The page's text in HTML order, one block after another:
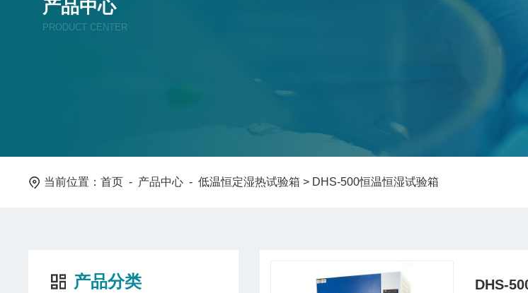
产品中心
PRODUCT CENTER
当前位置：首页 - 产品中心 -低温恒定湿热试验箱 > DHS-500恒温恒湿试验箱
产品分类 DHS-